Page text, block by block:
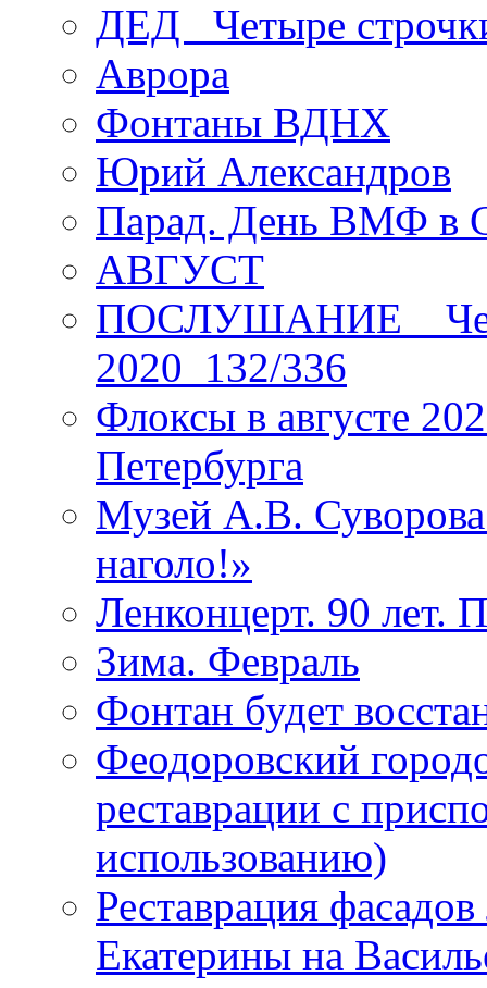
ДЕД _Четыре
Аврора
Фонтаны ВДНХ
Юрий Александров
Парад. День ВМФ в
АВГУСТ
ПОСЛУШАНИЕ _
2020_132/336
Флоксы в августе
Петербурга
Музей А.В.
наголо!»
Ленконцерт. 90 лет.
Зима. Февраль
Фонтан будет
Феодоровский
реставрации с
использованию)
Реставрация
Екатерины на